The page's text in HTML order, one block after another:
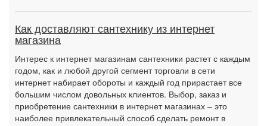
Как доставляют сантехнику из интернет
магазина
Интерес к интернет магазинам сантехники растет с каждым
годом, как и любой другой сегмент торговли в сети
интернет набирает обороты и каждый год прирастает все
большим числом довольных клиентов. Выбор, заказ и
приобретение сантехники в интернет магазинах – это
наиболее привлекательный способ сделать ремонт в